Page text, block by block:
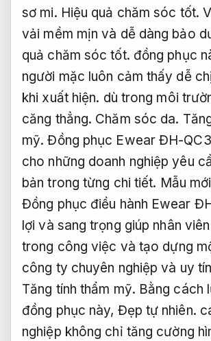
sơ mi. Hiệu quả chăm sóc tốt.
vải mềm mịn và dễ dàng bảo
quả chăm sóc tốt. đồng phục
người mặc luôn cảm thấy dễ
khi xuất hiện. dù trong môi
căng thẳng. Chăm sóc da.
mỹ. Đồng phục Ewear ĐH-
cho những doanh nghiệp yêu
bản trong từng chi tiết. Mẫu
Đồng phục điều hành Ewear
lợi và sang trọng giúp nhân
trong công việc và tạo dựng
công ty chuyên nghiệp và uy
Tăng tính thẩm mỹ. Bằng cách
đồng phục này, Đẹp tự nhiên.
nghiệp không chỉ tăng cường